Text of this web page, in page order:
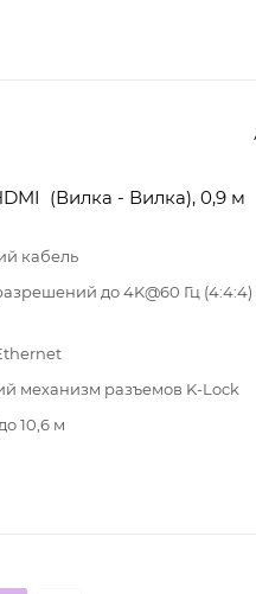
(Вилка - Вилка), 0,9 м
кабель
до 4K@60 Гц (4:4:4)
механизм разъемов K-Lock
10,6 м